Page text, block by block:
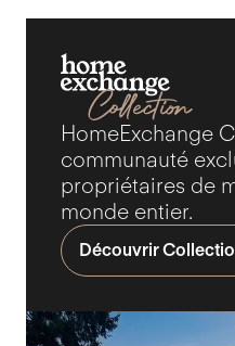
HomeExchange
communauté
propriétaires de
monde entier.
Découvrir